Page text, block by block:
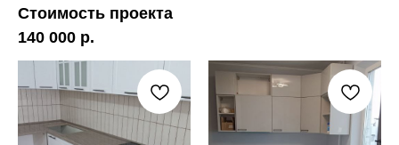
Стоимость проекта
140 000 р.